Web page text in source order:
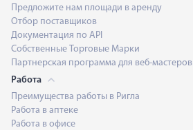
Предложите нам площади в аренду
Отбор поставщиков
Документация по API
Собственные Торговые Марки
Партнерская программа для веб-мастеров
Работа
Преимущества работы в Ригла
Работа в аптеке
Работа в офисе